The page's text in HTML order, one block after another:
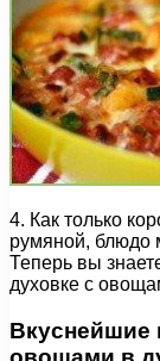
4. Как только
румяной, блюдо
Теперь вы
духовке с
Вкуснейшие